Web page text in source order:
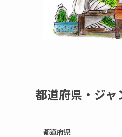
都道府県・ジ
都道府県